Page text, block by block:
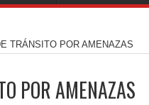
TRÁNSITO POR AMENAZAS
POR AMENAZAS